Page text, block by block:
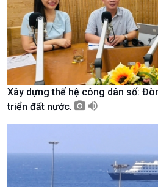
Xã hội
Tin Đời sống & Xã hội
360 độ Sức khỏe
Chuyển đổi Xanh
Tài nguyên và Môi trường
Chuyên gia của bạn
Bước chân đến trường
Xây dựng thế hệ công dân số:
triển đất nước.